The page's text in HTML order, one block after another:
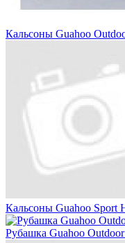
Кальсоны Guahoo
Кальсоны Guahoo Sport
Рубашка Guahoo